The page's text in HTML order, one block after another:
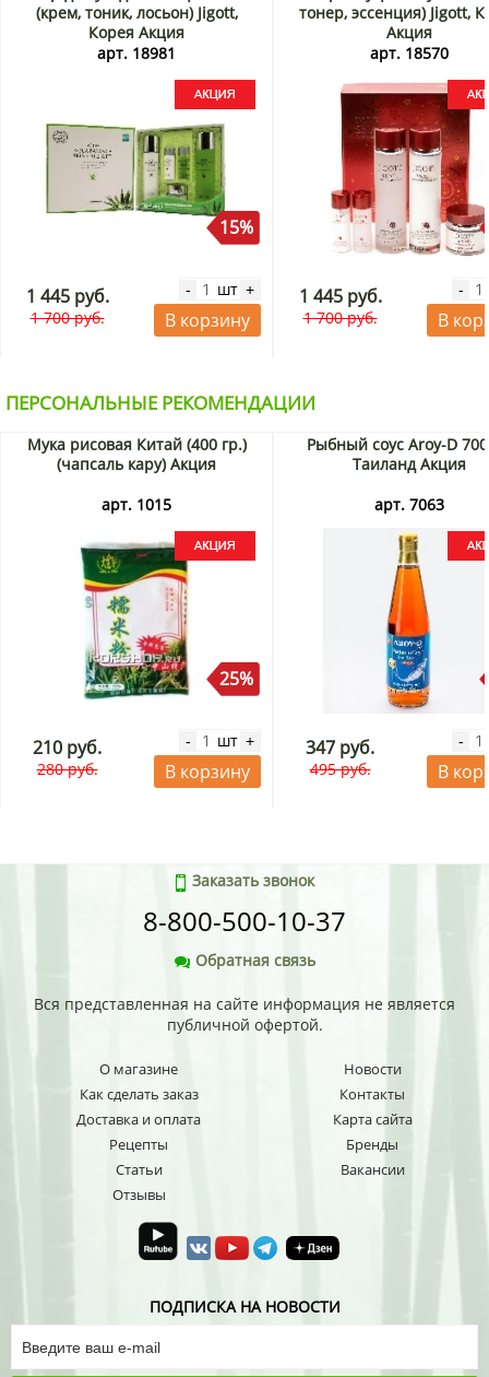
Купить Капсульную сыворотку с экстрактом центеллы
азиатской All in One Jigott можно в интернет-магазине
KorShop.ru с доставкой по Москве и Санкт-Петербургу, а
также по России почтой или транспортной компанией.
(крем, тоник, лосьон) Jigott,
Корея Акция
арт. 18981
15%
1 445 руб.
1 700 руб.
- шт +
В корзину
тонер, эссенция) Jigott,
Акция
арт. 18570
1 445 руб.
1 700 руб.
-
В
ПЕРСОНАЛЬНЫЕ РЕКОМЕНДАЦИИ
Мука рисовая Китай (400 гр.)
(чапсаль кару) Акция
арт. 1015
25%
210 руб.
280 руб.
- шт +
В корзину
Рыбный соус Aroy-D
Таиланд Акция
арт. 7063
347 руб.
495 руб.
-
В
Заказать звонок
8-800-500-10-37
Обратная связь
Вся представленная на сайте информация не является
публичной офертой.
О магазине
Как сделать заказ
Доставка и оплата
Рецепты
Статьи
Отзывы
Новости
Контакты
Карта сайта
Бренды
Вакансии
ПОДПИСКА НА НОВОСТИ